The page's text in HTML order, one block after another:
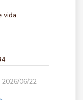
vida.
2026/06/22